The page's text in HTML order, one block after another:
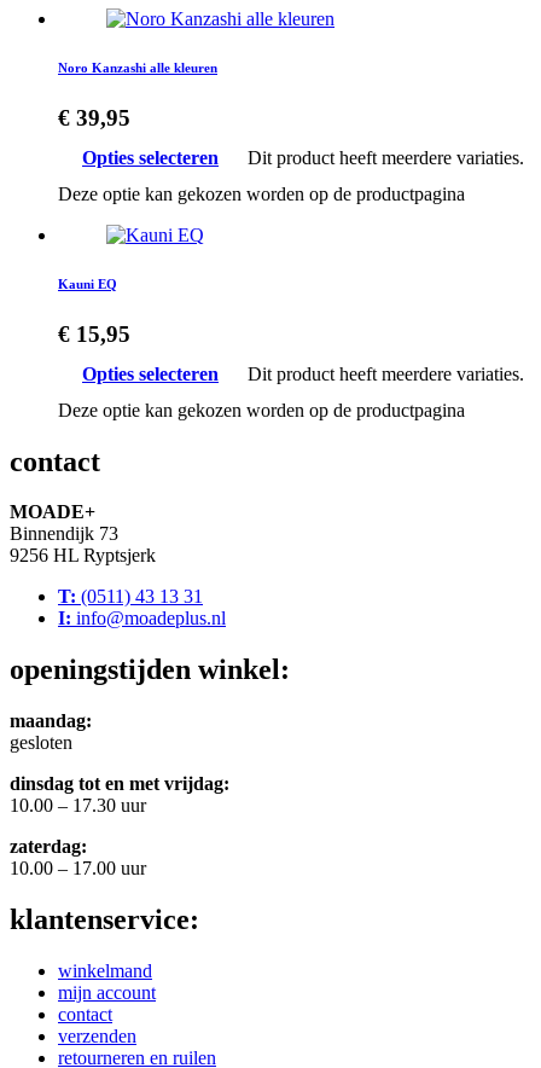
Noro Kanzashi alle kleuren
€ 39,95
Opties selecteren
Dit product heeft meerdere variaties.
Deze optie kan gekozen worden op de productpagina
Kauni EQ
€ 15,95
Opties selecteren
Dit product heeft meerdere variaties.
Deze optie kan gekozen worden op de productpagina
contact
MOADE+
Binnendijk 73
9256 HL Ryptsjerk
T: (0511) 43 13 31
I: info@moadeplus.nl
openingstijden winkel:
maandag:
gesloten
dinsdag tot en met vrijdag:
10.00 – 17.30 uur
zaterdag:
10.00 – 17.00 uur
klantenservice:
winkelmand
mijn account
contact
verzenden
retourneren en ruilen